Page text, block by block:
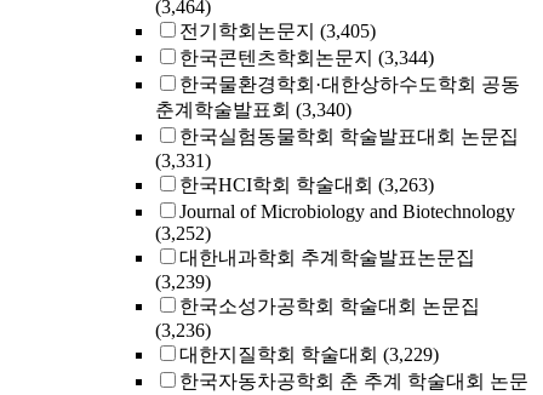
(3,464)
전기학회논문지 (3,405)
한국콘텐츠학회논문지 (3,344)
한국물환경학회·대한상하수도학회 공동
춘계학술발표회 (3,340)
한국실험동물학회 학술발표대회 논문집
(3,331)
한국HCI학회 학술대회 (3,263)
Journal of Microbiology and Biotechnology
(3,252)
대한내과학회 추계학술발표논문집
(3,239)
한국소성가공학회 학술대회 논문집
(3,236)
대한지질학회 학술대회 (3,229)
한국자동차공학회 춘 추계 학술대회 논문